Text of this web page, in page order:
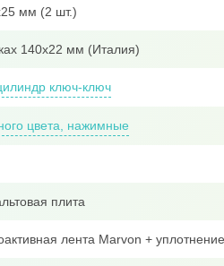
мм (2 шт.)
140х22 мм (Италия)
ключ-ключ
цвета, нажимные
плита
лента Marvon +